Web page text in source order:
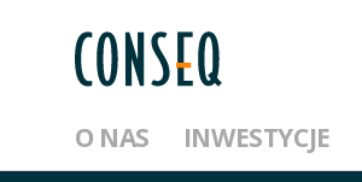
O NAS INWESTYCJE